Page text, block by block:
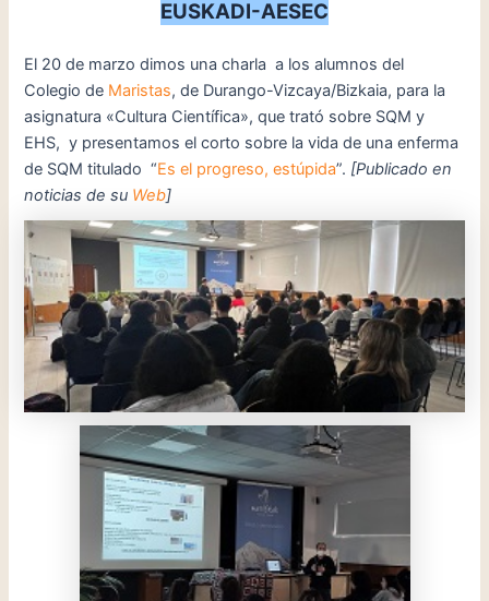
EUSKADI-AESEC
El 20 de marzo dimos una charla a los alumnos del
Colegio de Maristas, de Durango-Vizcaya/Bizkaia, para la
asignatura «Cultura Científica», que trató sobre SQM y
EHS, y presentamos el corto sobre la vida de una enferma
de SQM titulado “Es el progreso, estúpida”. [Publicado en
noticias de su Web]